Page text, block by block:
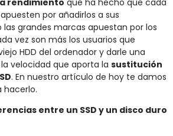
por añadirlos a sus
las grandes marcas apuestan por los
vez son más los usuarios que
HDD del ordenador y darle una
velocidad que aporta la sustitución
. En nuestro artículo de hoy te damos
hacerlo.
entre un SSD y un disco duro